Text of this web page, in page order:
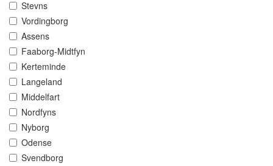
Stevns
Vordingborg
Assens
Faaborg-Midtfyn
Kerteminde
Langeland
Middelfart
Nordfyns
Nyborg
Odense
Svendborg